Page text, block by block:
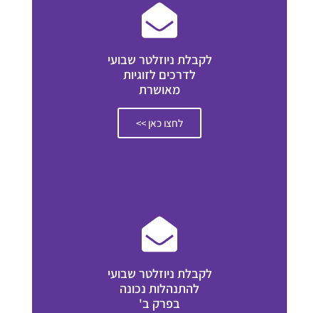
לקבלת ניוזלטר שבועי
לדרכים לזוגיות
מאושרת
לחצו כאן >>
לקבלת ניוזלטר שבועי
להתנהלות נכונה
בפרק ב'